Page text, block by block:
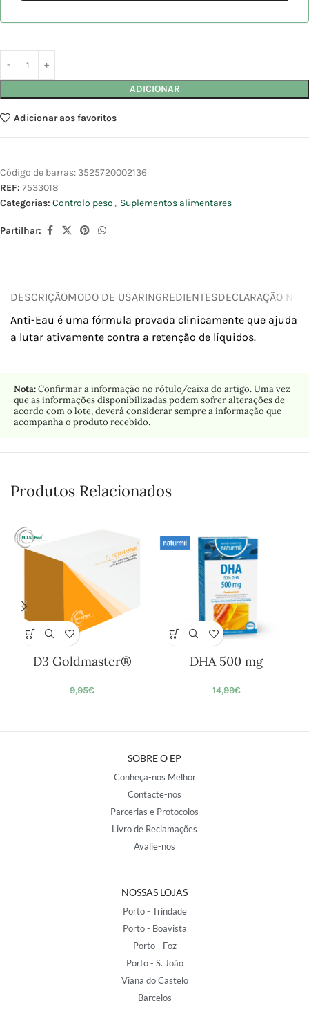
ADICIONAR
Adicionar aos favoritos
Código de barras: 3525720002136
REF: 7533018
Categorias: Controlo peso , Suplementos alimentares
Partilhar:
DESCRIÇÃOMODO DE USARINGREDIENTESDECLARAÇÃO
Anti-Eau é uma fórmula provada clinicamente que ajuda
a lutar ativamente contra a retenção de líquidos.
Nota:Confirmar a informação no rótulo/caixa do artigo. Uma vez
que as informações disponibilizadas podem sofrer alterações de
acordo com o lote, deverá considerar sempre a informação que
acompanha o produto recebido.
Produtos Relacionados
D3 Goldmaster®
9,95€
DHA 500 mg
14,99€
SOBRE O EP
Conheça-nos Melhor
Contacte-nos
Parcerias e Protocolos
Livro de Reclamações
Avalie-nos
NOSSAS LOJAS
Porto - Trindade
Porto - Boavista
Porto - Foz
Porto - S. João
Viana do Castelo
Barcelos